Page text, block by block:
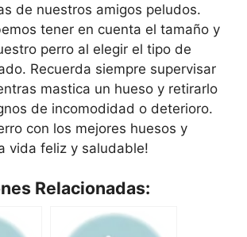
de nuestros amigos peludos.
tener en cuenta el tamaño y
perro al elegir el tipo de
Recuerda siempre supervisar
mastica un hueso y retirarlo
de incomodidad o deterioro.
con los mejores huesos y
vida feliz y saludable!
Relacionadas: